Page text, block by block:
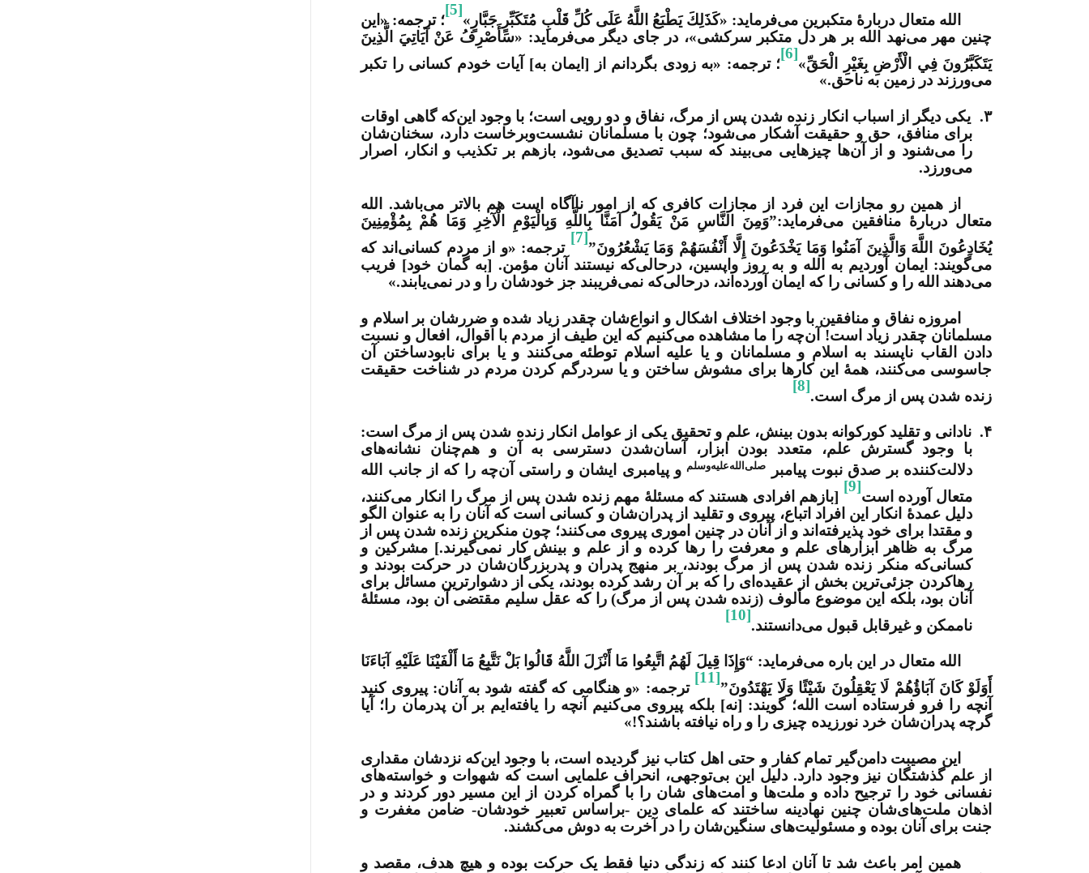
الله متعال دربارۀ متکبرین می‌فرماید: «كَذَلِكَ يَطْبَعُ اللَّهُ عَلَى كُلِّ قَلْبِ مُتَكَبِّرٍ جَبَّارٍ»
[5]
؛ ترجمه: «این
چنین مهر می‌نهد الله بر هر دل متکبر سرکشی»، در جای دیگر می‌فرماید: «سَأَصْرِفُ عَنْ آيَاتِيَ الَّذِينَ
يَتَكَبَّرُونَ فِي الْأَرْضِ بِغَيْرِ الْحَقِّ»
[6]
؛ ترجمه: «به زودی بگردانم از [ایمان به] آیات خودم کسانی را تکبر
می‌ورزند در زمین به ناحق.»
۳.
یکی دیگر از اسباب انکار زنده شدن پس از مرگ، نفاق و دو رویی است؛ با وجود این‌که گاهی اوقات
برای منافق، حق و حقیقت آشکار می‌شود؛ چون با مسلمانان نشست‌وبرخاست دارد، سخنان‌شان
را می‌شنود و از آن‌ها چیزهایی می‌بیند که سبب تصدیق می‌شود، بازهم بر تکذیب و انکار، اصرار
می‌ورزد.
از همین رو مجازات این فرد از مجازات کافری که از امور ناآگاه است هم بالاتر می‌باشد. الله
متعال دربارۀ منافقین می‌فرماید:”وَمِنَ النَّاسِ مَنْ يَقُولُ آمَنَّا بِاللَّهِ وَبِالْيَوْمِ الْآخِرِ وَمَا هُمْ بِمُؤْمِنِينَ
يُخَادِعُونَ اللَّهَ وَالَّذِينَ آمَنُوا وَمَا يَخْدَعُونَ إِلَّا أَنْفُسَهُمْ وَمَا يَشْعُرُونَ”
[7]
ترجمه: «و از مردم کسانی‌اند که
می‌گویند: ایمان آوردیم به الله و به روز واپسین، درحالی‌که نیستند آنان مؤمن. [به گمان خود] فریب
می‌دهند الله را و کسانی را که ایمان آورده‌اند، درحالی‌که نمی‌فریبند جز خودشان را و در نمی‌یابند.»
امروزه نفاق و منافقین با وجود اختلاف اشکال و انواع‌شان چقدر زیاد شده و ضررشان بر اسلام و
مسلمانان چقدر زیاد است! آن‌چه را ما مشاهده می‌کنیم که این طیف از مردم با اقوال، افعال و نسبت
دادن القاب ناپسند به اسلام و مسلمانان و یا علیه اسلام توطئه می‌کنند و یا برای نابودساختن آن
جاسوسی می‌کنند، همۀ این کارها برای مشوش ساختن و یا سردرگم کردن مردم در شناخت حقیقت
زنده شدن پس از مرگ است.
[8]
۴.
نادانی و تقلید کورکوانه بدون بینش، علم و تحقیق یکی از عوامل انکار زنده شدن پس از مرگ است:
با وجود گسترش علم، متعدد بودن ابزار، آسان‌شدن دسترسی به آن و هم‌چنان نشانه‌های
دلالت‌کننده بر صدق نبوت پیامبر
صلی‌الله‌علیه‌‎وسلم
و پیامبری ایشان و راستی آن‌چه را که از جانب الله
متعال آورده است
[9]
[بازهم افرادی هستند که مسئلۀ مهم زنده شدن پس از مرگ را انکار می‌کنند،
دلیل عمدۀ انکار این افراد اتباع، پیروی و تقلید از پدران‌شان و کسانی است که آنان را به عنوان الگو
و مقتدا برای خود پذیرفته‌اند و از آنان در چنین اموری پیروی می‌کنند؛ چون منکرین زنده شدن پس از
مرگ به ظاهر ابزارهای علم و معرفت را رها کرده و از علم و بینش کار نمی‌گیرند.] مشرکین و
کسانی‌که منکر زنده شدن پس از مرگ بودند، بر منهج پدران و پدربزرگان‌شان در حرکت بودند و
رهاکردن جزئی‌ترین بخش از عقیده‌ای را که بر آن رشد کرده بودند، یکی از دشوارترین مسائل برای
آنان بود، بلکه این موضوع مألوف (زنده شدن پس از مرگ) را که عقل سلیم مقتضی آن بود، مسئلۀ
ناممکن و غیرقابل قبول می‌دانستند.
[10]
الله متعال در این باره می‌فرماید: “وَإِذَا قِيلَ لَهُمُ اتَّبِعُوا مَا أَنْزَلَ اللَّهُ قَالُوا بَلْ نَتَّبِعُ مَا أَلْفَيْنَا عَلَيْهِ آبَاءَنَا
أَوَلَوْ كَانَ آبَاؤُهُمْ لَا يَعْقِلُونَ شَيْئًا وَلَا يَهْتَدُونَ”
[11]
ترجمه: «و هنگامی که گفته شود به آنان: پیروی کنید
آنچه را فرو فرستاده است الله؛ گویند: [نه] بلکه پیروی می‌کنیم آنچه را یافته‌ایم بر آن پدرمان را؛ آیا
گرچه پدران‌شان خرد نورزیده چیزی را و راه نیافته باشند؟!»
این مصیبت دامن‌گیر تمام کفار و حتی اهل کتاب نیز گردیده است، با وجود این‌که نزدشان مقداری
از علم گذشتگان نیز وجود دارد. دلیل این بی‌توجهی، انحراف علمایی‌ است که شهوات و خواسته‌های
نفسانی خود را ترجیح داده و ملت‌ها و امت‌های شان را با گمراه کردن از این مسیر دور کردند و در
اذهان ملت‌های‌شان چنین نهادینه ساختند که علمای دین -براساس تعبیر خودشان- ضامن مغفرت و
جنت برای آنان بوده و مسئولیت‌های سنگین‌شان را در آخرت به دوش می‌کشند.
همین امر باعث شد تا آنان ادعا کنند که زندگی دنیا فقط یک حرکت بوده و هیچ هدف، مقصد و